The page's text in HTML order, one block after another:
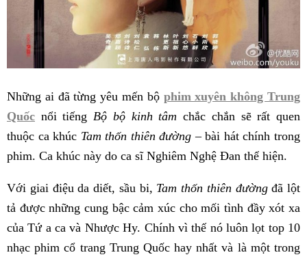
Những ai đã từng yêu mến bộ phim xuyên không Trung
Quốc nổi tiếngBộ bộ kinh tâm chắc chắn sẽ rất quen
thuộc ca khúc Tam thốn thiên đường – bài hát chính trong
phim. Ca khúc này do ca sĩ Nghiêm Nghệ Đan thể hiện.
Với giai điệu da diết, sầu bi, Tam thốn thiên đườngđã lột
tả được những cung bậc cảm xúc cho mối tình đầy xót xa
của Tứ a ca và Nhược Hy. Chính vì thế nó luôn lọt top 10
nhạc phim cổ trang Trung Quốc hay nhất và là một trong